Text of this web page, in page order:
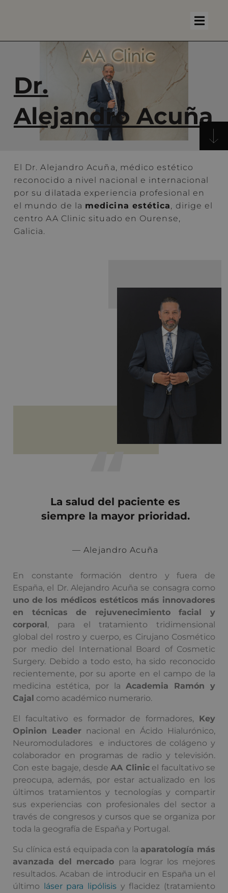
Dr.
Alejandro Acuña
El Dr. Alejandro Acuña, médico estético
reconocido a nivel nacional e internacional
por su dilatada experiencia profesional en
el mundo de la medicina estética, dirige el
centro AA Clinic situado en Ourense,
Galicia.
La salud del paciente es
siempre la mayor prioridad.
— Alejandro Acuña
En constante formación dentro y fuera de
España, el Dr. Alejandro Acuña se consagra como
uno de los médicos estéticos más innovadores
en técnicas de rejuvenecimiento facial y
corporal , para el tratamiento tridimensional
global del rostro y cuerpo, es Cirujano Cosmético
por medio del International Board of Cosmetic
Surgery. Debido a todo esto, ha sido reconocido
recientemente, por su aporte en el campo de la
medicina estética, por la Academia Ramón y
Cajal como académico numerario.
El facultativo es formador de formadores, Key
Opinion Leader nacional en Ácido Hialurónico,
Neuromoduladores e inductores de colágeno y
colaborador en programas de radio y televisión.
Con este bagaje, desde AA Clinicel facultativo se
preocupa, además, por estar actualizado en los
últimos tratamientos y tecnologías y compartir
sus experiencias con profesionales del sector a
través de congresos y cursos que se organiza por
toda la geografía de España y Portugal.
Su clínica está equipada con laaparatología más
avanzada del mercado para lograr los mejores
resultados. Acaban de introducir en España un el
último
láser para lipólisis y flacidez (tratamiento